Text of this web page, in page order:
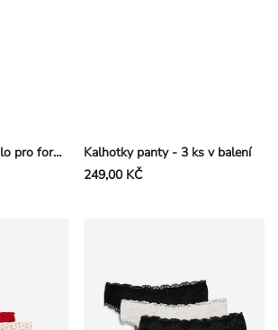
Šortky - Lehké prádlo pro formování postavy - Černá
Kalhotky panty - 3 ks v balení
249,00 KČ